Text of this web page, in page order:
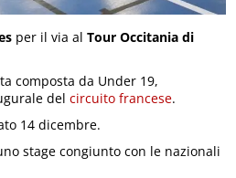
per il via alTour Occitania di
composta da Under 19,
delcircuito francese.
14 dicembre.
stage congiunto con le nazionali